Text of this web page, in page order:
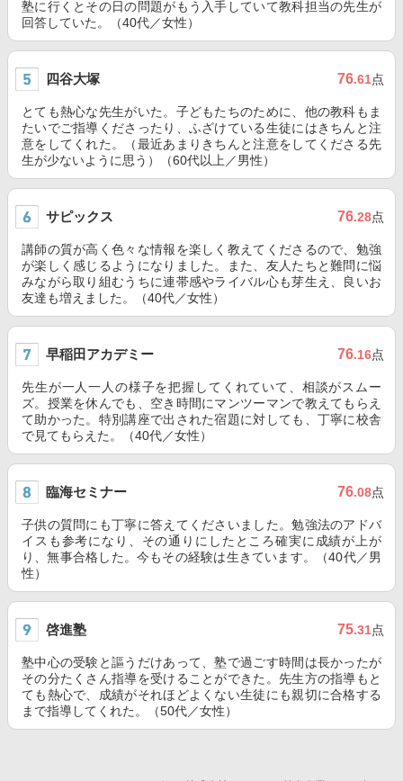
塾に行くとその日の問題がもう入手していて教科担当の先生が
回答していた。（40代／女性）
四谷大塚 76.61点
とても熱心な先生がいた。子どもたちのために、他の教科もま
たいでご指導くださったり、ふざけている生徒にはきちんと注
意をしてくれた。（最近あまりきちんと注意をしてくださる先
生が少ないように思う）（60代以上／男性）
サピックス 76.28点
講師の質が高く色々な情報を楽しく教えてくださるので、勉強
が楽しく感じるようになりました。また、友人たちと難問に悩
みながら取り組むうちに連帯感やライバル心も芽生え、良いお
友達も増えました。（40代／女性）
早稲田アカデミー 76.16点
先生が一人一人の様子を把握してくれていて、相談がスムー
ズ。授業を休んでも、空き時間にマンツーマンで教えてもらえ
て助かった。特別講座で出された宿題に対しても、丁寧に校舎
で見てもらえた。（40代／女性）
臨海セミナー 76.08点
子供の質問にも丁寧に答えてくださいました。勉強法のアドバ
イスも参考になり、その通りにしたところ確実に成績が上が
り、無事合格した。今もその経験は生きています。（40代／男
性）
啓進塾 75.31点
塾中心の受験と謳うだけあって、塾で過ごす時間は長かったが
その分たくさん指導を受けることができた。先生方の指導もと
ても熱心で、成績がそれほどよくない生徒にも親切に合格する
まで指導してくれた。（50代／女性）